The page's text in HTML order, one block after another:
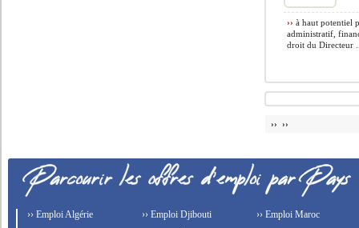
›› à haut potentiel
administratif,
droit du Directeur
›› ››
›› Emploi Algérie
›› Emploi Djibouti
›› Emploi Maroc